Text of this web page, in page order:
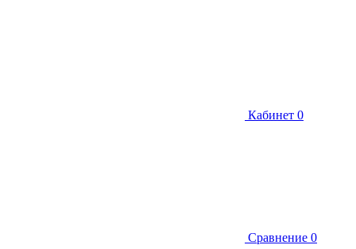
Кабинет 0
Сравнение 0